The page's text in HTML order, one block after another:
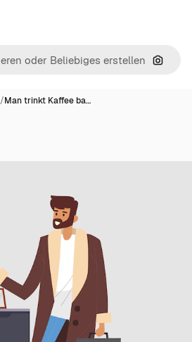
Nach
/Man trinkt Kaffee ba…